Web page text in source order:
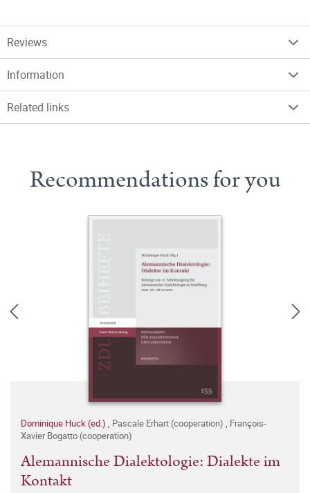
Reviews
Information
Related links
Recommendations for you
Dominique Huck (ed.) , Pascale Erhart (cooperation) , François-
Xavier Bogatto (cooperation)
Alemannische Dialektologie: Dialekte im
Kontakt